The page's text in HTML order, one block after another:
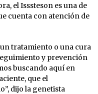
el Isssteson es una de
cuenta con atención de
tratamiento o una cura
y prevención
buscando aquí en
que el
dijo la genetista